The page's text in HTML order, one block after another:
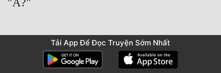
"A?"
Lý Tiêu ngồi ở bên cạnh đống lửa, hỏi:
Tải App Để Đọc Truyện Sớm Nhất